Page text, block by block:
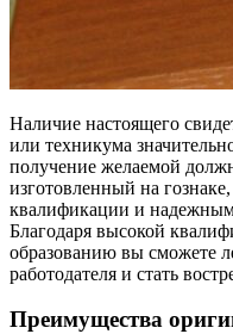
Наличие настоящего
или техникума
получение желаемой
изготовленный на
квалификации и
Благодаря высокой
образованию вы сможете
работодателя и стать
Преимущества